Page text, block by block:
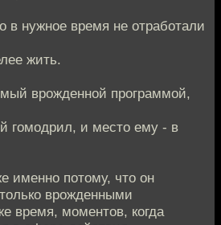
в нужное время не отработали
жить.
врожденной программой,
гомодрил, и место ему - в
именно потому, что он
врожденными
время, моментов, когда